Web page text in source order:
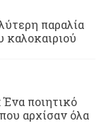
παραλία
καλοκαιριού
ποιητικό
αρχίσαν όλα